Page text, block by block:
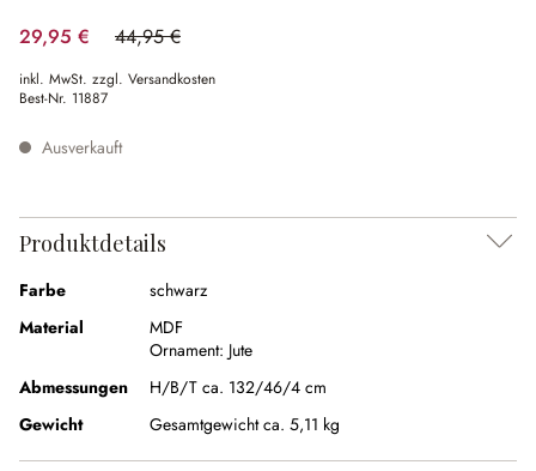
29,95 € 44,95 €
(33.37% gespart)
inkl. MwSt. zzgl. Versandkosten
Best-Nr. 11887
Ausverkauft
Produktdetails
Farbe
schwarz
Material
MDF
Ornament: Jute
Abmessungen
H/B/T ca. 132/46/4 cm
Gewicht
Gesamtgewicht ca. 5,11 kg